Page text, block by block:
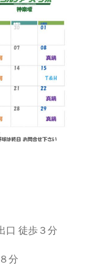
口 徒歩３分
分